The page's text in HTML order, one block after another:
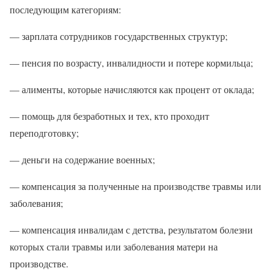
последующим категориям:
— зарплата сотрудников государственных структур;
— пенсия по возрасту, инвалидности и потере кормильца;
— алименты, которые начисляются как процент от оклада;
— помощь для безработных и тех, кто проходит
переподготовку;
— деньги на содержание военных;
— компенсация за полученные на производстве травмы или
заболевания;
— компенсация инвалидам с детства, результатом болезни
которых стали травмы или заболевания матери на
производстве.